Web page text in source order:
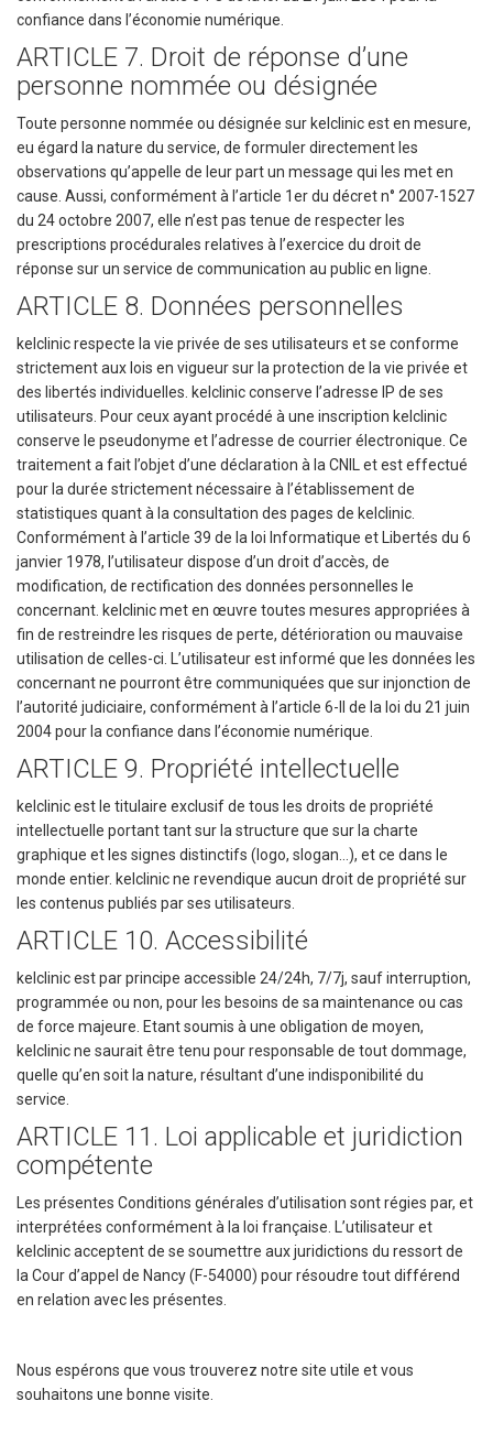
confiance dans l’économie numérique.
ARTICLE 7. Droit de réponse d’une
personne nommée ou désignée
Toute personne nommée ou désignée sur kelclinic est en mesure,
eu égard la nature du service, de formuler directement les
observations qu’appelle de leur part un message qui les met en
cause. Aussi, conformément à l’article 1er du décret n° 2007-1527
du 24 octobre 2007, elle n’est pas tenue de respecter les
prescriptions procédurales relatives à l’exercice du droit de
réponse sur un service de communication au public en ligne.
ARTICLE 8. Données personnelles
kelclinic respecte la vie privée de ses utilisateurs et se conforme
strictement aux lois en vigueur sur la protection de la vie privée et
des libertés individuelles. kelclinic conserve l’adresse IP de ses
utilisateurs. Pour ceux ayant procédé à une inscription kelclinic
conserve le pseudonyme et l’adresse de courrier électronique. Ce
traitement a fait l’objet d’une déclaration à la CNIL et est effectué
pour la durée strictement nécessaire à l’établissement de
statistiques quant à la consultation des pages de kelclinic.
Conformément à l’article 39 de la loi Informatique et Libertés du 6
janvier 1978, l’utilisateur dispose d’un droit d’accès, de
modification, de rectification des données personnelles le
concernant. kelclinic met en œuvre toutes mesures appropriées à
fin de restreindre les risques de perte, détérioration ou mauvaise
utilisation de celles-ci. L’utilisateur est informé que les données les
concernant ne pourront être communiquées que sur injonction de
l’autorité judiciaire, conformément à l’article 6-II de la loi du 21 juin
2004 pour la confiance dans l’économie numérique.
ARTICLE 9. Propriété intellectuelle
kelclinic est le titulaire exclusif de tous les droits de propriété
intellectuelle portant tant sur la structure que sur la charte
graphique et les signes distinctifs (logo, slogan…), et ce dans le
monde entier. kelclinic ne revendique aucun droit de propriété sur
les contenus publiés par ses utilisateurs.
ARTICLE 10. Accessibilité
kelclinic est par principe accessible 24/24h, 7/7j, sauf interruption,
programmée ou non, pour les besoins de sa maintenance ou cas
de force majeure. Etant soumis à une obligation de moyen,
kelclinic ne saurait être tenu pour responsable de tout dommage,
quelle qu’en soit la nature, résultant d’une indisponibilité du
service.
ARTICLE 11. Loi applicable et juridiction
compétente
Les présentes Conditions générales d’utilisation sont régies par, et
interprétées conformément à la loi française. L’utilisateur et
kelclinic acceptent de se soumettre aux juridictions du ressort de
la Cour d’appel de Nancy (F-54000) pour résoudre tout différend
en relation avec les présentes.
Nous espérons que vous trouverez notre site utile et vous
souhaitons une bonne visite.